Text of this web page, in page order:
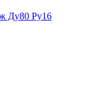
Ду80 Ру16